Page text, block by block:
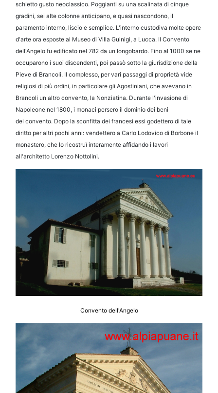
schietto gusto neoclassico. Poggianti su una scalinata di cinque
gradini, sei alte colonne anticipano, e quasi nascondono, il
paramento interno, liscio e semplice. L'interno custodiva molte opere
d'arte ora esposte al Museo di Villa Guinigi, a Lucca. Il Convento
dell'Angelo fu edificato nel 782 da un longobardo. Fino al 1000 se ne
occuparono i suoi discendenti, poi passò sotto la giurisdizione della
Pieve di Brancoli. Il complesso, per vari passaggi di proprietà vide
religiosi di più ordini, in particolare gli Agostiniani, che avevano in
Brancoli un altro convento, la Nonziatina. Durante l'invasione di
Napoleone nel 1800, i monaci persero il dominio dei beni
del convento. Dopo la sconfitta dei francesi essi godettero di tale
diritto per altri pochi anni: vendettero a Carlo Lodovico di Borbone il
monastero, che lo ricostruì interamente affidando i lavori
all'architetto Lorenzo Nottolini.
Convento dell'Angelo